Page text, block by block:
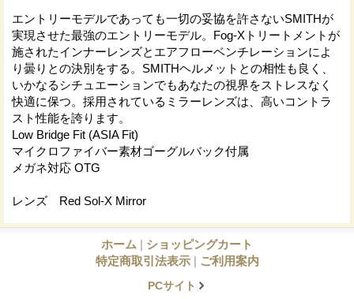
エントリーモデルであっても一切の妥協を許さないSMITHが
実現させた最強のエントリーモデル。Fog-Xトリートメントが
施されたインナーレンズとエアフローベンチレーションによ
り曇りとの決別をする。SMITHヘルメットとの相性も良く、
いかなるシチュエーションでもあなたの視界をストレスなく
快適に保つ。採用されているミラーレンズは、高いコントラ
スト性能を誇ります。
Low Bridge Fit (ASIA Fit)
マイクロファイバー素材ゴーグルバック付属
メガネ対応 OTG
レンズ Red Sol-X Mirror
ホーム | ショッピングカート
特定商取引法表示 | ご利用案内
PCサイト